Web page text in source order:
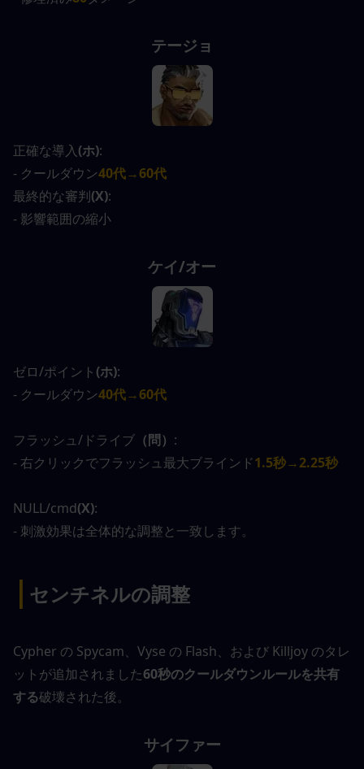
テージョ
正確な導入(ホ):
- クールダウン40代→60代
最終的な審判(X):
- 影響範囲の縮小
ケイ/オー
ゼロ/ポイント (ホ):
- クールダウン40代→60代
フラッシュ/ドライブ （問） :
- 右クリックでフラッシュ最大ブラインド1.5秒→2.25秒
NULL/cmd(X):
- 刺激効果は全体的な調整と一致します。
| センチネルの調整
Cypher の Spycam、Vyse の Flash、および Killjoy のタレ
ットが追加されました60秒のクールダウンルールを共有
する破壊された後。
サイファー